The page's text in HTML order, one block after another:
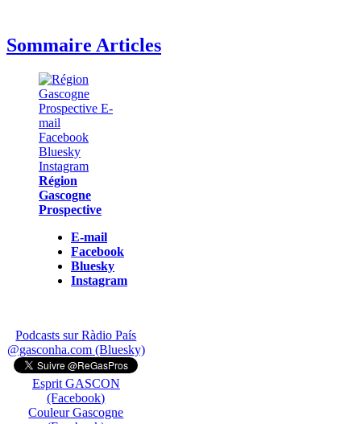
Sommaire Articles
Région
Gascogne
Prospective
E-mail
Facebook
Bluesky
Instagram
Podcasts sur Ràdio País
@gasconha.com (Bluesky)
Esprit GASCON
(Facebook)
Couleur Gascogne